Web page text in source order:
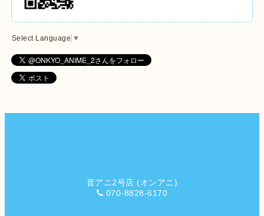
Select Language ▼
音アニ2号店 (オンアニ)
070-8828-6170